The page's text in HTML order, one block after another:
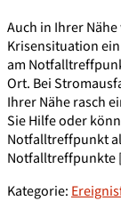
Auch in Ihrer
Krisensituation
am
Ort. Bei
Ihrer Nähe rasch
Sie Hilfe oder
Notfalltreffpunkt
Kategorie: